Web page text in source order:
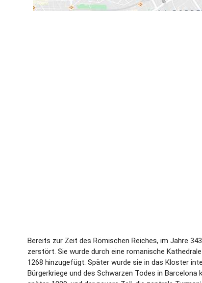
Bereits zur Zeit des Römischen Reiches, im Jahre
zerstört. Sie wurde durch eine romanische
1268 hinzugefügt. Später wurde sie in das Kloster
Bürgerkriege und des Schwarzen Todes in